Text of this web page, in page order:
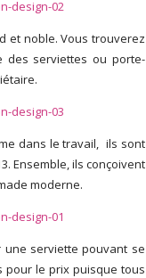
et noble. Vous trouverez
des serviettes ou porte-
dans le travail, ils sont
Ensemble, ils conçoivent
moderne.
serviette pouvant se
le prix puisque tous